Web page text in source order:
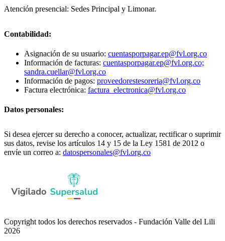
Atención presencial: Sedes Principal y Limonar.
Contabilidad:
Asignación de su usuario: cuentasporpagar.ep@fvl.org.co
Información de facturas: cuentasporpagar.ep@fvl.org.co;
sandra.cuellar@fvl.org.co
Información de pagos: proveedorestesoreria@fvl.org.co
Factura electrónica: factura_electronica@fvl.org.co
Datos personales:
Si desea ejercer su derecho a conocer, actualizar, rectificar o suprimir
sus datos, revise los artículos 14 y 15 de la Ley 1581 de 2012 o
envíe un correo a: datospersonales@fvl.org.co
Copyright todos los derechos reservados - Fundación Valle del Lili
2026